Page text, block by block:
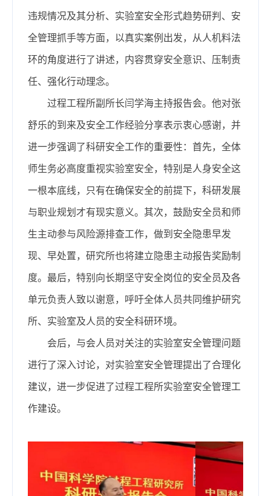
违规情况及其分析、实验室安全形式趋势研判、安
全管理抓手等方面，以真实案例出发，从人机料法
环的角度进行了讲述，内容贯穿安全意识、压制责
任、强化行动理念。
过程工程所副所长闫学海主持报告会。他对张
舒乐的到来及安全工作经验分享表示衷心感谢，并
进一步强调了科研安全工作的重要性：首先，全体
师生务必高度重视实验室安全，特别是人身安全这
一根本底线，只有在确保安全的前提下，科研发展
与职业规划才有现实意义。其次，鼓励安全员和师
生主动参与风险源排查工作，做到安全隐患早发
现、早处置，研究所也将建立隐患主动报告奖励制
度。最后，特别向长期坚守安全岗位的安全员及各
单元负责人致以谢意，呼吁全体人员共同维护研究
所、实验室及人员的安全科研环境。
会后，与会人员对关注的实验室安全管理问题
进行了深入讨论，对实验室安全管理提出了合理化
建议，进一步促进了过程工程所实验室安全管理工
作建设。